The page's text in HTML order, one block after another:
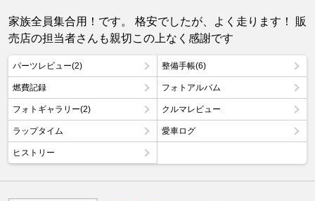
家族全員集合用！です。 格安でしたが、よく走ります！ 販
売店の担当者さんも親切この上なく感謝です
パーツレビュー(2) 整備手帳(6)
燃費記録 フォトアルバム
フォトギャラリー(2) クルマレビュー
ラップタイム 愛車ログ
ヒストリー